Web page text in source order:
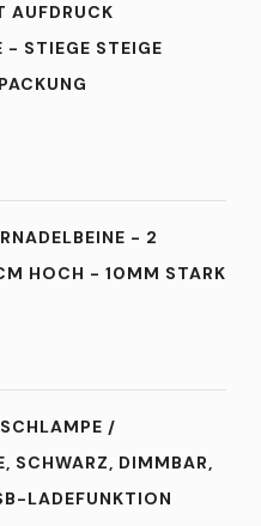
AUFDRUCK
- STIEGE STEIGE
- 2
HOCH - 10MM STARK
/
SCHWARZ, DIMMBAR,
LADEFUNKTION